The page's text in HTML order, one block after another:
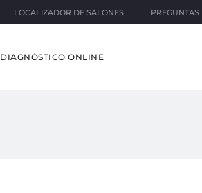
LOCALIZADOR DE SALONES PREGUNTAS
DIAGNÓSTICO ONLINE